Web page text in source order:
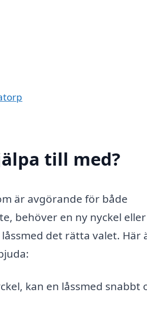
till med?
är avgörande för både
behöver en ny nyckel
det rätta valet. Här
kan en låssmed snabbt